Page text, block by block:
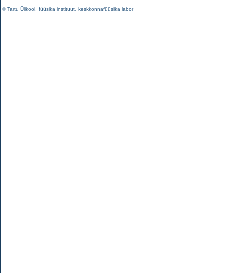
©Tartu Ülikool füüsika instituut keskkonnafüüsika labor